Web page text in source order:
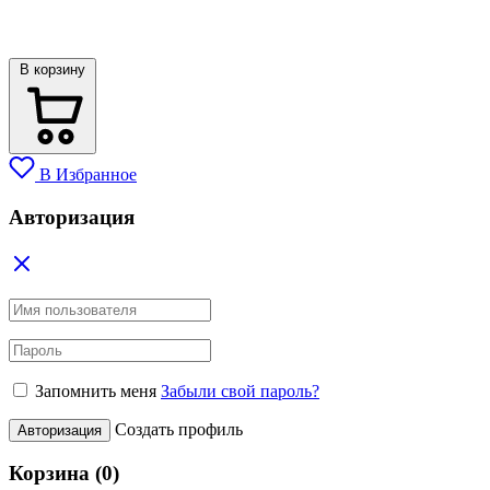
В корзину
В Избранное
Авторизация
Запомнить меня Забыли свой пароль?
Авторизация Создать профиль
Корзина (0)